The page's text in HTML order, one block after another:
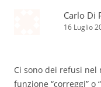
Carlo Di
16 Luglio
Ci sono dei refusi nel
funzione “correggi” o